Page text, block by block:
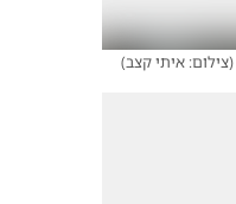
(צילום: איתי קצב)